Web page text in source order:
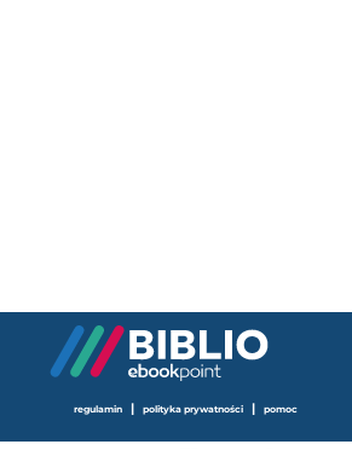
regulamin | polityka prywatności | pomoc